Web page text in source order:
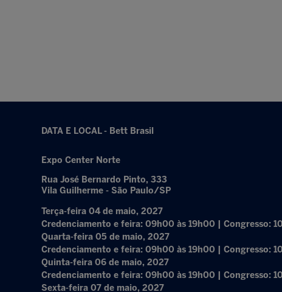
DATA E LOCAL - Bett Brasil
Expo Center Norte
Rua José Bernardo Pinto, 333
Vila Guilherme - São Paulo/SP
Terça-feira 04 de maio, 2027
Credenciamento e feira: 09h00 às 19h00 | Congresso:
Quarta-feira 05 de maio, 2027
Credenciamento e feira: 09h00 às 19h00 | Congresso:
Quinta-feira 06 de maio, 2027
Credenciamento e feira: 09h00 às 19h00 | Congresso:
Sexta-feira 07 de maio, 2027